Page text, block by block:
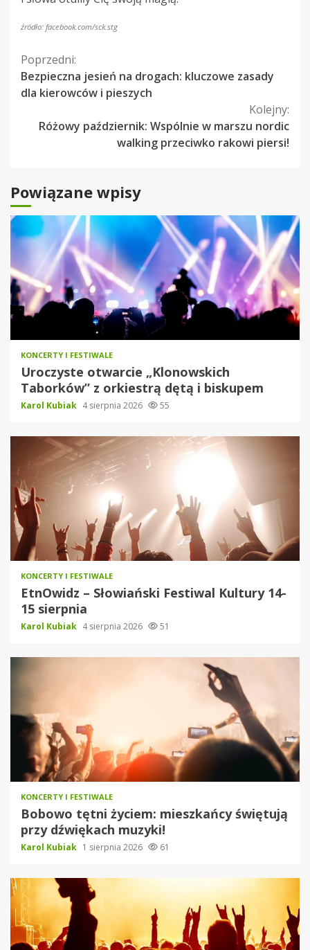
źródło: facebook.com/sck.stg
Kontynuuj
czytanie
Poprzedni:
Bezpieczna jesień na drogach: kluczowe zasady
dla kierowców i pieszych
Kolejny:
Różowy październik: Wspólnie w marszu nordic
walking przeciwko rakowi piersi!
Powiązane wpisy
KONCERTY I FESTIWALE
Uroczyste otwarcie „Klonowskich
Taborków” z orkiestrą dętą i biskupem
Karol Kubiak 4 sierpnia 2026 55
KONCERTY I FESTIWALE
EtnOwidz – Słowiański Festiwal Kultury 14-
15 sierpnia
Karol Kubiak 4 sierpnia 2026 51
KONCERTY I FESTIWALE
Bobowo tętni życiem: mieszkańcy świętują
przy dźwiękach muzyki!
Karol Kubiak 1 sierpnia 2026 61